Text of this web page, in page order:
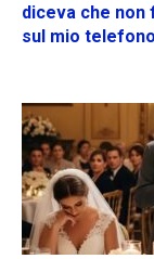
diceva che
sul mio